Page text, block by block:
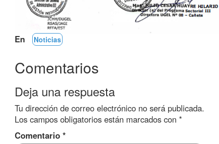
En Noticias
Comentarios
Deja una respuesta
Tu dirección de correo electrónico no será publicada.
Los campos obligatorios están marcados con *
Comentario *